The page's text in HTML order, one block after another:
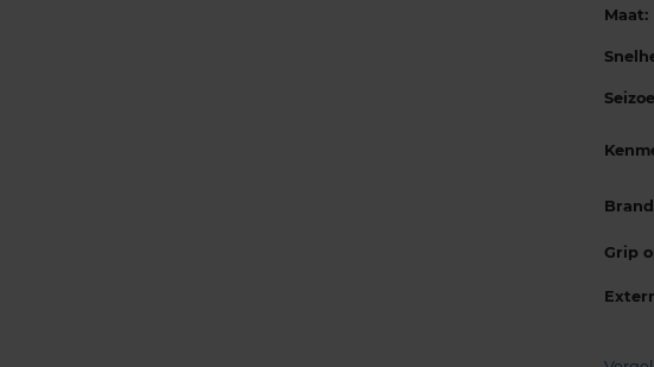
Maat:
Grip